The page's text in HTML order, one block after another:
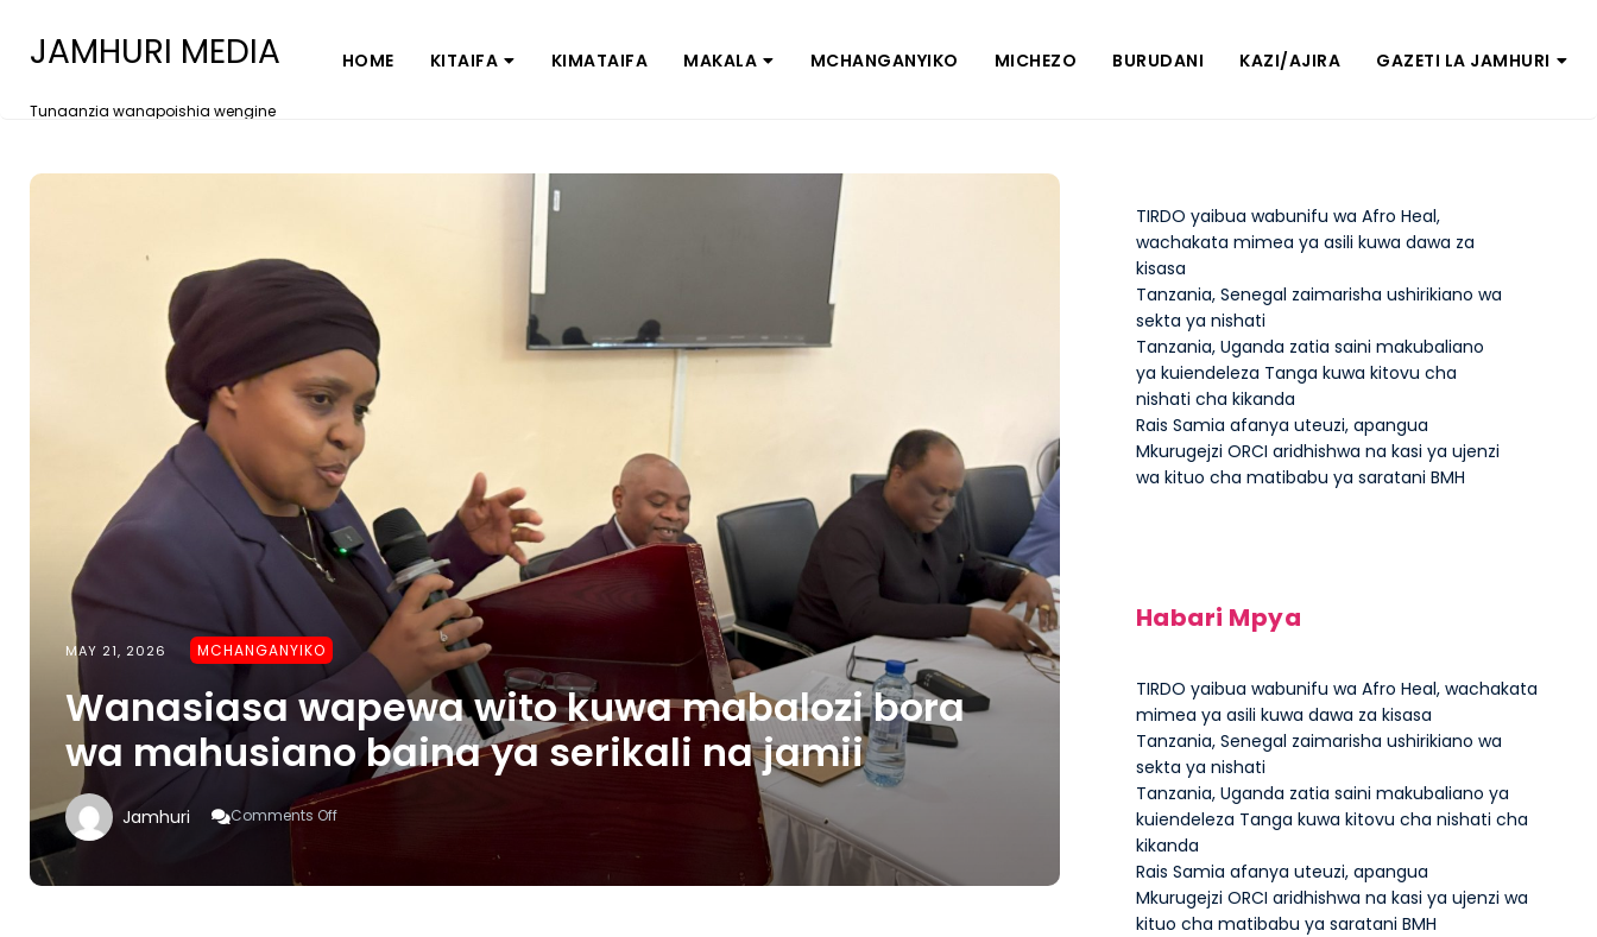
JAMHURI MEDIA
Tunaanzia wanapoishia wengine
HOME KITAIFA KIMATAIFA MAKALA MCHANGANYIKO MICHEZO BURUDANI KAZI/AJIRA GAZETI LA JAMHURI
MAY 21, 2026 MCHANGANYIKO
Wanasiasa wapewa wito kuwa mabalozi bora
wa mahusiano baina ya serikali na jamii
Jamhuri Comments Off
On
TIRDO yaibua wabunifu wa Afro Heal,
wachakata mimea ya asili kuwa dawa za
kisasa
Tanzania, Senegal zaimarisha ushirikiano wa
sekta ya nishati
Tanzania, Uganda zatia saini makubaliano
ya kuiendeleza Tanga kuwa kitovu cha
nishati cha kikanda
Rais Samia afanya uteuzi, apangua
Mkurugejzi ORCI aridhishwa na kasi ya ujenzi
wa kituo cha matibabu ya saratani BMH
Habari Mpya
TIRDO yaibua wabunifu wa Afro Heal, wachakata
mimea ya asili kuwa dawa za kisasa
Tanzania, Senegal zaimarisha ushirikiano wa
sekta ya nishati
Tanzania, Uganda zatia saini makubaliano ya
kuiendeleza Tanga kuwa kitovu cha nishati cha
kikanda
Rais Samia afanya uteuzi, apangua
Mkurugejzi ORCI aridhishwa na kasi ya ujenzi wa
kituo cha matibabu ya saratani BMH